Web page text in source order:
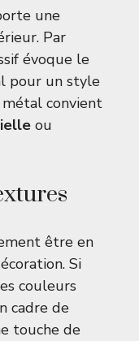
une
Par
évoque le
pour un style
métal convient
ou
être en
Si
couleurs
cadre de
touche de